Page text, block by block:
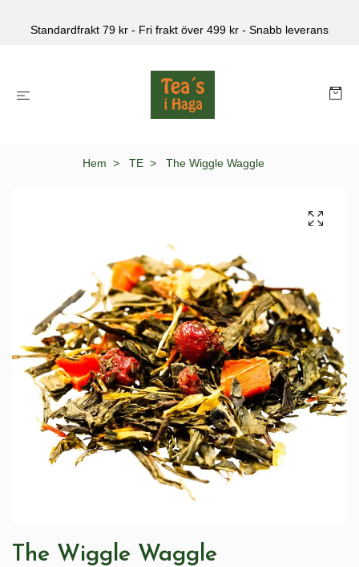
Standardfrakt 79 kr - Fri frakt över 499 kr - Snabb leverans
Hem TE The Wiggle Waggle
The Wiggle Waggle